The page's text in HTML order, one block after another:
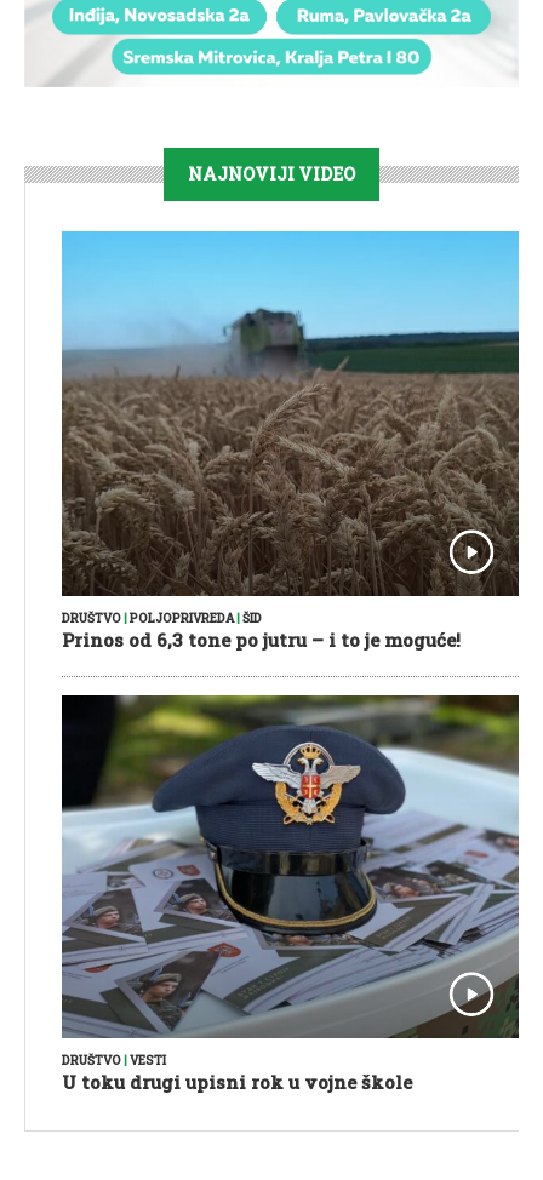
NAJNOVIJI VIDEO
DRUŠTVO POLJOPRIVREDA| ŠID
Prinos od 6,3 tone po jutru – i to je moguće!
DRUŠTVO VESTI
U toku drugi upisni rok u vojne škole